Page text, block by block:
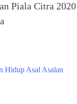
Piala Citra
Hidup Asal Asalan